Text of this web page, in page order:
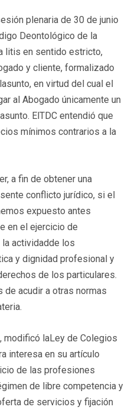
plenaria de 30 de junio
Deontológico de la
litis en sentido estricto,
y cliente, formalizado
en virtud del cual el
al Abogado únicamente un
ElTDC entendió que
mínimos contrarios a la
a fin de obtener una
conflicto jurídico, si el
expuesto antes
en el ejercicio de
actividadde los
y dignidad profesional y
de los particulares.
de acudir a otras normas
modificó laLey de Colegios
interesa en su artículo
de las profesiones
de libre competencia y
de servicios y fijación